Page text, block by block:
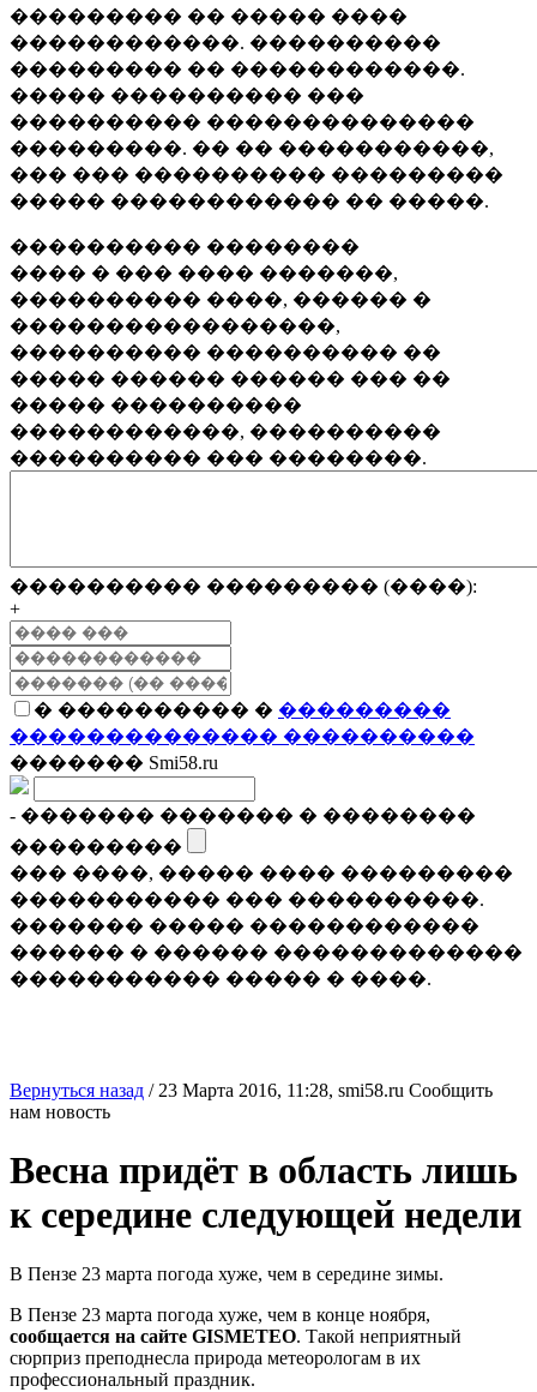
��������� �� ����� ����
������������. ����������
��������� �� ������������.
����� ���������� ���
���������� ��������������
���������. �� �� �����������,
��� ��� ���������� ���������
����� ������������ �� �����.
���������� ��������
���� � ��� ���� �������,
���������� ����, ������ �
�����������������,
���������� ���������� ��
����� ������ ������ ��� ��
����� ����������
������������, ����������
���������� ��� ��������.
���������� ��������� (����):
+
� ���������� � ���������
�������������� ����������
������� Smi58.ru
- ������� ������� � ��������
���������
��� ����, ����� ���� ���������
����������� ��� ����������.
������� ����� ������������
������ � ������ �������������
����������� ����� � ����.
Вернуться назад / 23 Марта 2016, 11:28, smi58.ru Сообщить
нам новость
Весна придёт в область лишь
к середине следующей недели
В Пензе 23 марта погода хуже, чем в середине зимы.
В Пензе 23 марта погода хуже, чем в конце ноября,
сообщается на сайте GISMETEO. Такой неприятный
сюрприз преподнесла природа метеорологам в их
профессиональный праздник.